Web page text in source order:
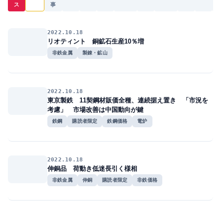
ス
事
2022.10.18
リオティント 銅鉱石生産10％増
非鉄金属 製錬・鉱山
2022.10.18
東京製鉄 11契鋼材販価全種、連続据え置き 「市況を
考慮」 市場改善は中国動向が鍵
鉄鋼 購読者限定 鉄鋼価格 電炉
2022.10.18
伸銅品 荷動き低迷長引く様相
非鉄金属 伸銅 購読者限定 非鉄価格